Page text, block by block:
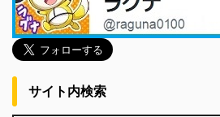
サイト内検索